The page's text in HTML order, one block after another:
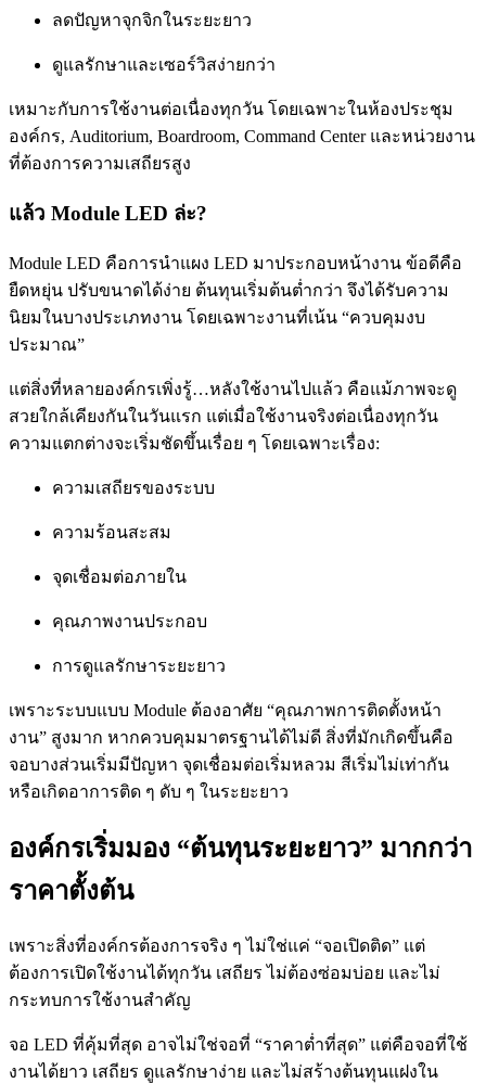
ลดปัญหาจุกจิกในระยะยาว
ดูแลรักษาและเซอร์วิสง่ายกว่า
เหมาะกับการใช้งานต่อเนื่องทุกวัน โดยเฉพาะในห้องประชุม
องค์กร, Auditorium, Boardroom, Command Center และหน่วยงาน
ที่ต้องการความเสถียรสูง
แล้ว Module LED ล่ะ?
Module LED คือการนำแผง LED มาประกอบหน้างาน ข้อดีคือ
ยืดหยุ่น ปรับขนาดได้ง่าย ต้นทุนเริ่มต้นต่ำกว่า จึงได้รับความ
นิยมในบางประเภทงาน โดยเฉพาะงานที่เน้น “ควบคุมงบ
ประมาณ”
แต่สิ่งที่หลายองค์กรเพิ่งรู้…หลังใช้งานไปแล้ว คือแม้ภาพจะดู
สวยใกล้เคียงกันในวันแรก แต่เมื่อใช้งานจริงต่อเนื่องทุกวัน
ความแตกต่างจะเริ่มชัดขึ้นเรื่อย ๆ โดยเฉพาะเรื่อง:
ความเสถียรของระบบ
ความร้อนสะสม
จุดเชื่อมต่อภายใน
คุณภาพงานประกอบ
การดูแลรักษาระยะยาว
เพราะระบบแบบ Module ต้องอาศัย “คุณภาพการติดตั้งหน้า
งาน” สูงมาก หากควบคุมมาตรฐานได้ไม่ดี สิ่งที่มักเกิดขึ้นคือ
จอบางส่วนเริ่มมีปัญหา จุดเชื่อมต่อเริ่มหลวม สีเริ่มไม่เท่ากัน
หรือเกิดอาการติด ๆ ดับ ๆ ในระยะยาว
องค์กรเริ่มมอง “ต้นทุนระยะยาว” มากกว่า
ราคาตั้งต้น
เพราะสิ่งที่องค์กรต้องการจริง ๆ ไม่ใช่แค่ “จอเปิดติด” แต่
ต้องการเปิดใช้งานได้ทุกวัน เสถียร ไม่ต้องซ่อมบ่อย และไม่
กระทบการใช้งานสำคัญ
จอ LED ที่คุ้มที่สุด อาจไม่ใช่จอที่ “ราคาต่ำที่สุด” แต่คือจอที่ใช้
งานได้ยาว เสถียร ดูแลรักษาง่าย และไม่สร้างต้นทุนแฝงใน